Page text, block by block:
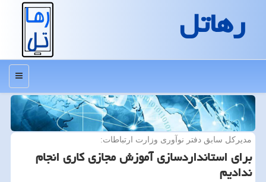
رهاتل
منو
مدیركل سابق دفتر نوآوری وزارت ارتباطات:
برای استانداردسازی آموزش مجازی كاری انجام
ندادیم